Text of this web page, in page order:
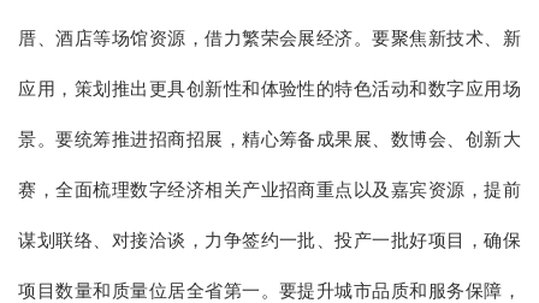
厝、酒店等场馆资源，借力繁荣会展经济。要聚焦新技术、新
应用，策划推出更具创新性和体验性的特色活动和数字应用场
景。要统筹推进招商招展，精心筹备成果展、数博会、创新大
赛，全面梳理数字经济相关产业招商重点以及嘉宾资源，提前
谋划联络、对接洽谈，力争签约一批、投产一批好项目，确保
项目数量和质量位居全省第一。要提升城市品质和服务保障，